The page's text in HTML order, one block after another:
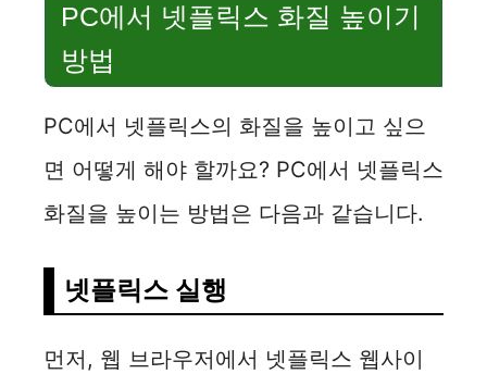
PC에서 넷플릭스 화질 높이기
방법
PC에서 넷플릭스의 화질을 높이고 싶으
면 어떻게 해야 할까요? PC에서 넷플릭스
화질을 높이는 방법은 다음과 같습니다.
넷플릭스 실행
먼저, 웹 브라우저에서 넷플릭스 웹사이